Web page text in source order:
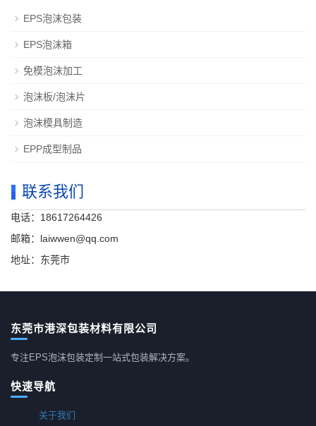
EPS泡沫包装
EPS泡沫箱
免模泡沫加工
泡沫板/泡沫片
泡沫模具制造
EPP成型制品
联系我们
电话：18617264426
邮箱：laiwwen@qq.com
地址：东莞市
东莞市港深包装材料有限公司
专注EPS泡沫包装定制一站式包装解决方案。
快速导航
关于我们